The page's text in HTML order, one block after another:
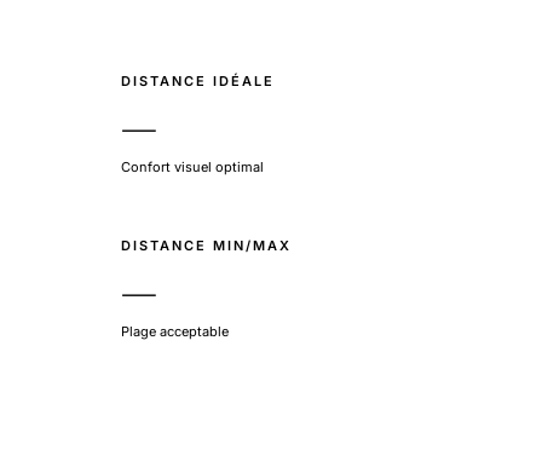
DISTANCE IDÉALE
—
Confort visuel optimal
DISTANCE MIN/MAX
—
Plage acceptable